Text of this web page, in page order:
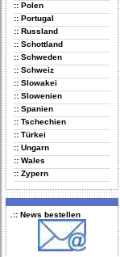
:: Polen
:: Portugal
:: Russland
:: Schottland
:: Schweden
:: Schweiz
:: Slowakei
:: Slowenien
:: Spanien
:: Tschechien
:: Türkei
:: Ungarn
:: Wales
:: Zypern
.:: News bestellen